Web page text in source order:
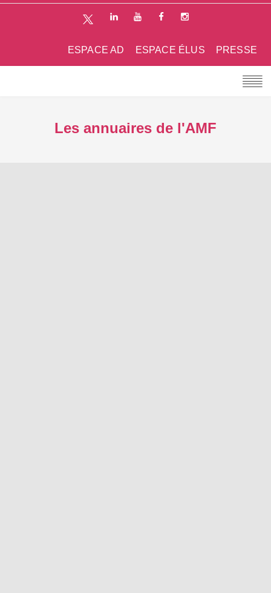
PRESSE
ESPACE ÉLUS
ESPACE AD
Les annuaires de l'AMF